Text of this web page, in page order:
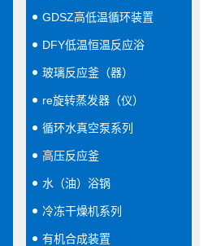
GDSZ高低温循环装置
DFY低温恒温反应浴
玻璃反应釜（器）
re旋转蒸发器（仪）
循环水真空泵系列
高压反应釜
水（油）浴锅
冷冻干燥机系列
有机合成装置